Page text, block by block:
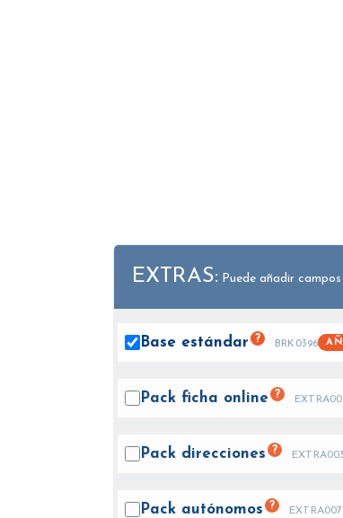
EXTRAS: Puede añadir
Base estándar ? BRK0396
Pack ficha online ?
Pack direcciones ? EXTRA003
Pack autónomos ? EXTRA007